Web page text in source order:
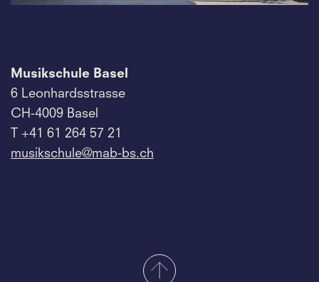
Musikschule Basel
6 Leonhardsstrasse
CH-4009 Basel
T +41 61 264 57 21
musikschule@mab-bs.ch